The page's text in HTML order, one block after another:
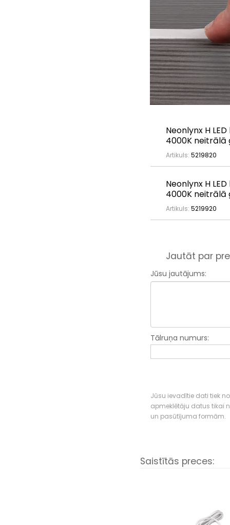
Neonlynx H
4000K neitrālā
Artikuls: 5219820
Neonlynx H
4000K neitrālā
Artikuls: 5219920
Jautāt par
Jūsu jautājums:
Tālruņa numurs:
Jūsu ievadītie dati tiek
apmeklētāju datus tikai
un pasūtījuma formām.
Saistītās preces: